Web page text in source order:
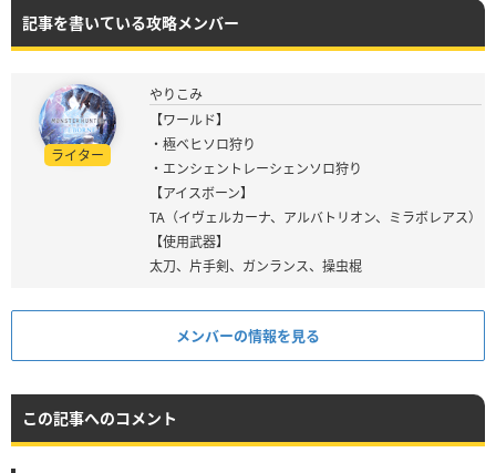
記事を書いている攻略メンバー
ライター
やりこみ
【ワールド】
・極ベヒソロ狩り
・エンシェントレーシェンソロ狩り
【アイスボーン】
TA（イヴェルカーナ、アルバトリオン、ミラボレアス）
【使用武器】
太刀、片手剣、ガンランス、操虫棍
メンバーの情報を見る
この記事へのコメント